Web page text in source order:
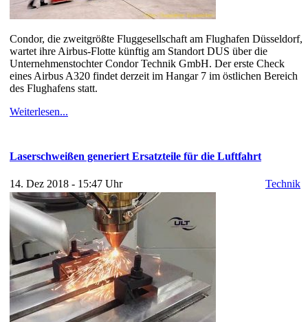
Condor, die zweitgrößte Fluggesellschaft am Flughafen Düsseldorf,
wartet ihre Airbus-Flotte künftig am Standort DUS über die
Unternehmenstochter Condor Technik GmbH. Der erste Check
eines Airbus A320 findet derzeit im Hangar 7 im östlichen Bereich
des Flughafens statt.
Weiterlesen...
Laserschweißen generiert Ersatzteile für die Luftfahrt
14. Dez 2018 - 15:47 Uhr Technik